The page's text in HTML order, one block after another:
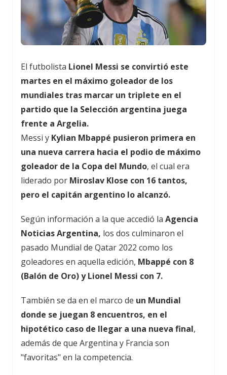
El futbolista Lionel Messi se convirtió este
martes en el máximo goleador de los
mundiales tras marcar un triplete en el
partido que la Selección argentina juega
frente a Argelia.
Messi y Kylian Mbappé pusieron primera en
una nueva carrera hacia el podio de máximo
goleador de la Copa del Mundo, el cual era
liderado por Miroslav Klose con 16 tantos,
pero el capitán argentino lo alcanzó.
Según información a la que accedió la Agencia
Noticias Argentina, los dos culminaron el
pasado Mundial de Qatar 2022 como los
goleadores en aquella edición, Mbappé con 8
(Balón de Oro) y Lionel Messi con 7.
También se da en el marco de un Mundial
donde se juegan 8 encuentros, en el
hipotético caso de llegar a una nueva final,
además de que Argentina y Francia son
"favoritas" en la competencia.